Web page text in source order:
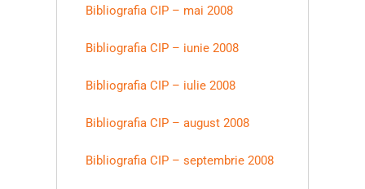
Bibliografia CIP – mai 2008
Bibliografia CIP – iunie 2008
Bibliografia CIP – iulie 2008
Bibliografia CIP – august 2008
Bibliografia CIP – septembrie 2008